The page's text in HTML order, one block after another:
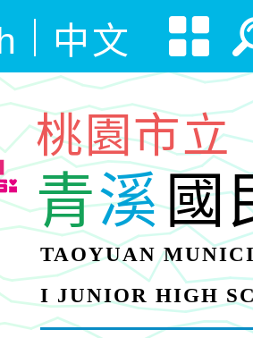
中文
桃園市立
青溪國
TAOYUAN
I JUNIOR HIGH